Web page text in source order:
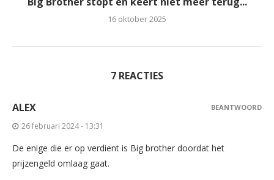
16 oktober 2025
7 REACTIES
ALEX
26 februari 2024 - 13:31
De enige die er op verdient is Big brother doordat het
prijzengeld omlaag gaat.
BEANTWOORD